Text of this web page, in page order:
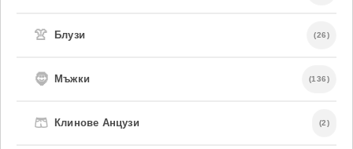
👚 Блузи (26)
🧔 Мъжки (136)
🩳 Клинове Анцузи (2)